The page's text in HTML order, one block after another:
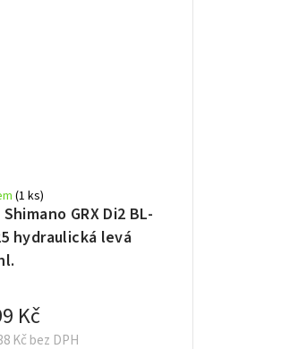
GRX Di2 BL-
hydraulická levá
(1 ks)
Kč bez DPH
Kč